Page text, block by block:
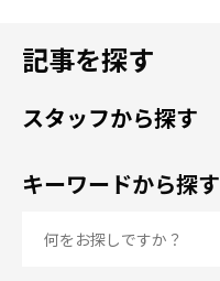
記事を探す
スタッフから探す
キーワードから探す